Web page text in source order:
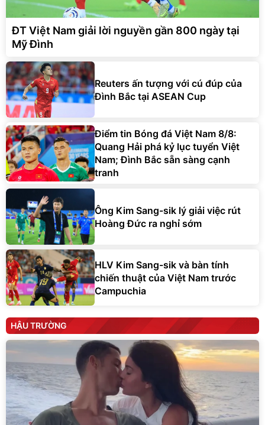
ĐT Việt Nam giải lời nguyền gần 800 ngày tại
Mỹ Đình
Reuters ấn tượng với cú đúp của
Đình Bắc tại ASEAN Cup
Điểm tin Bóng đá Việt Nam 8/8:
Quang Hải phá kỷ lục tuyển Việt
Nam; Đình Bắc sẵn sàng cạnh
tranh
Ông Kim Sang-sik lý giải việc rút
Hoàng Đức ra nghỉ sớm
HLV Kim Sang-sik và bàn tính
chiến thuật của Việt Nam trước
Campuchia
HẬU TRƯỜNG